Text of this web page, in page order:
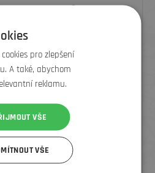
3 FJORD BLUE TO MIAMI GREEN FADE
Kč41 990Kč
pro zlepšení
A také, abychom
reklamu.
VŠE
VŠE